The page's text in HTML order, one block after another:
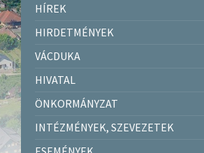
HÍREK
HIRDETMÉNYEK
VÁCDUKA
HIVATAL
ÖNKORMÁNYZAT
INTÉZMÉNYEK, SZEVEZETEK